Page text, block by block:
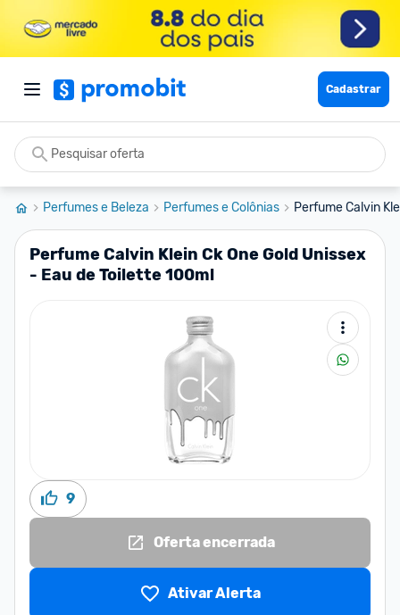
Cadastrar
Perfumes e Beleza Perfumes e Colônias Perfume Calvin
Perfume Calvin Klein Ck One Gold Unissex
- Eau de Toilette 100ml
9
Oferta encerrada
Ativar Alerta